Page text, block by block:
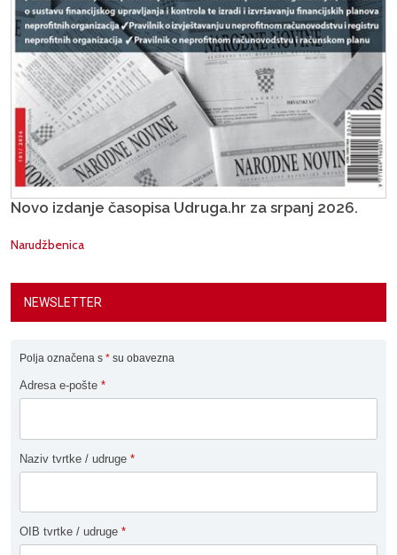
Novo izdanje časopisa Udruga.hr za srpanj 2026.
Narudžbenica
NEWSLETTER
Polja označena s * su obavezna
Adresa e-pošte *
Naziv tvrtke / udruge *
OIB tvrtke / udruge *